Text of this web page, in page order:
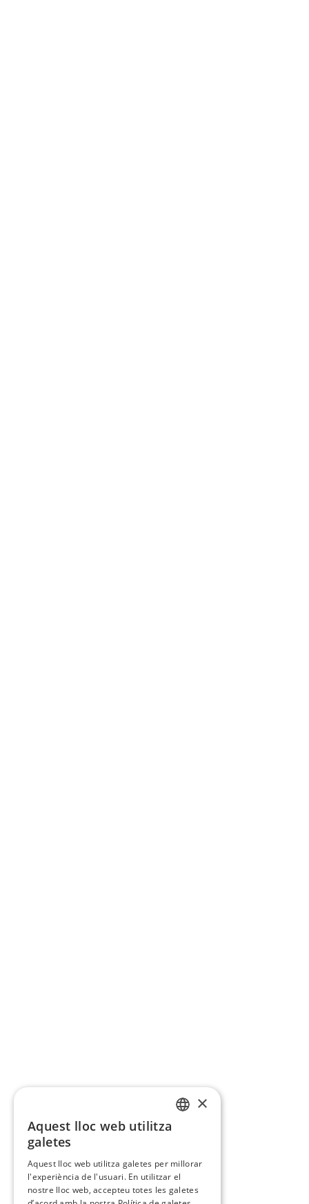
×
Aquest lloc web utilitza
galetes
Aquest lloc web utilitza galetes per millorar
l'experiència de l'usuari. En utilitzar el
nostre lloc web, accepteu totes les galetes